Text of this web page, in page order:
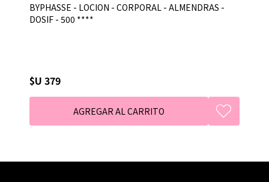
BYPHASSE - LOCION - CORPORAL - ALMENDRAS -
DOSIF - 500 ****
$U 379